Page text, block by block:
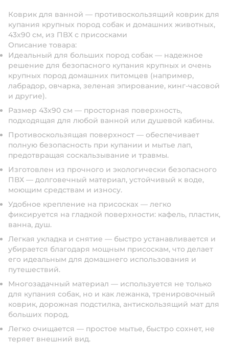
Коврик для ванной — противоскользящий коврик для
купания крупных пород собак и домашних животных,
43х90 см, из ПВХ с присосками
Описание товара:
Идеальный для больших пород собак — надежное
решение для безопасного купания крупных и очень
крупных пород домашних питомцев (например,
лабрадор, овчарка, зеленая эпирование, кинг-часовой
и другие).
Размер 43х90 см — просторная поверхность,
подходящая для любой ванной или душевой кабины.
Противоскользящая поверхност — обеспечивает
полную безопасность при купании и мытье лап,
предотвращая соскальзывание и травмы.
Изготовлен из прочного и экологически безопасного
ПВХ — долговечный материал, устойчивый к воде,
моющим средствам и износу.
Удобное крепление на присосках — легко
фиксируется на гладкой поверхности: кафель, пластик,
ванна, душ.
Легкая укладка и снятие — быстро устанавливается и
убирается благодаря мощным присоскам, что делает
его идеальным для домашнего использования и
путешествий.
Многозадачный материал — используется не только
для купания собак, но и как лежанка, тренировочный
коврик, дорожная подстилка, антискользящий мат для
больших пород.
Легко очищается — простое мытье, быстро сохнет, не
теряет внешний вид.